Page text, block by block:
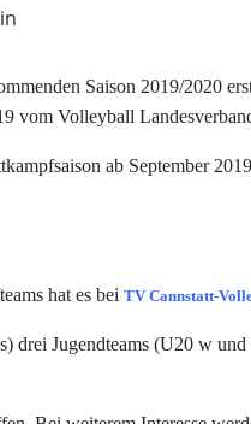
Saison 2019/2020
vom Volleyball
ab September
hat es bei TV Cannstatt-
drei Jugendteams (U20 w